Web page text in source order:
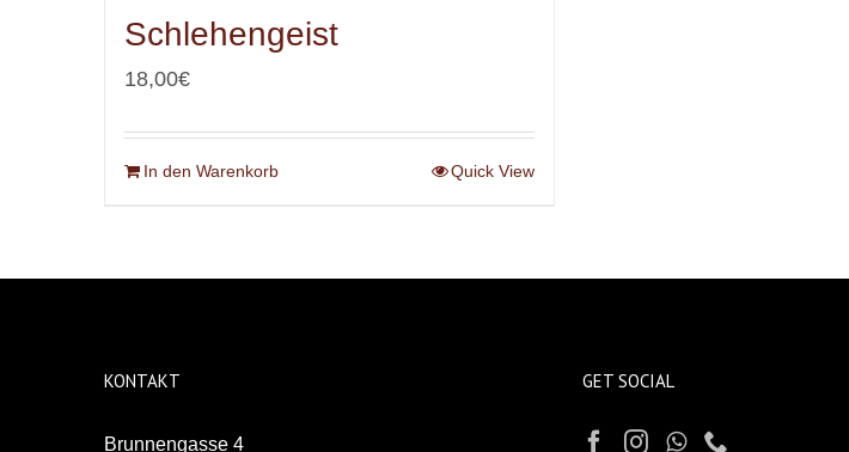
Schlehengeist
18,00€
In den Warenkorb Quick View
KONTAKT
Brunnengasse 4
GET SOCIAL